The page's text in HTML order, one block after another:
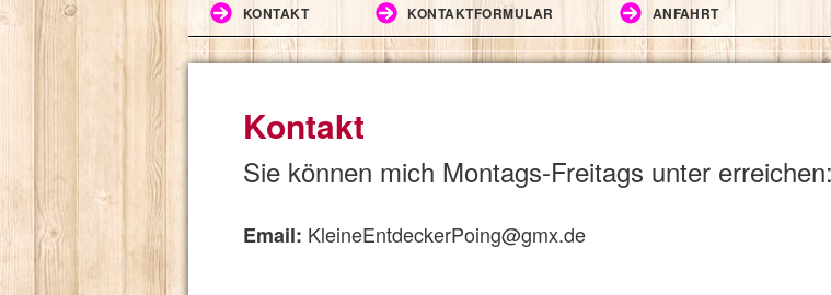
KONTAKT KONTAKTFORMULAR ANFAHRT
Kontakt
Sie können mich Montags-Freitags unter erreichen:
Email: KleineEntdeckerPoing@gmx.de